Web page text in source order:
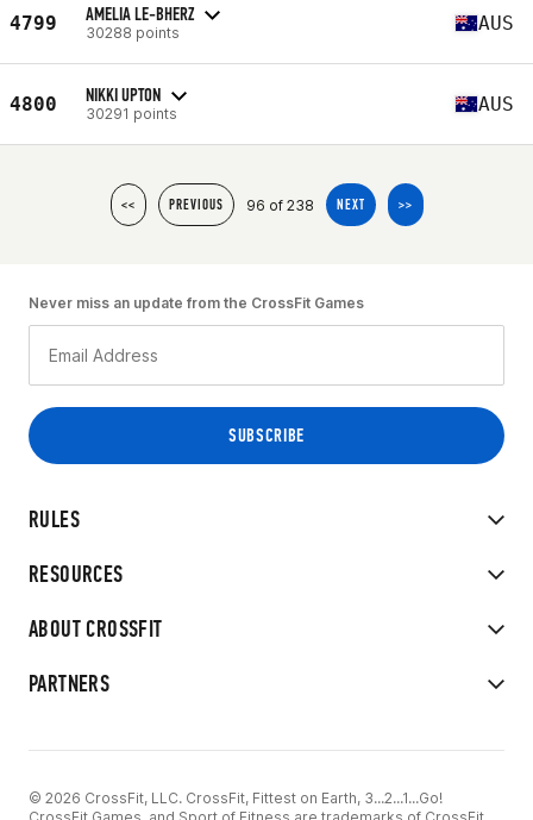
4799 AMELIA LE-BHERZ
30288 points AUS
4800 NIKKI UPTON
30291 points AUS
<< PREVIOUS 96 of 238 NEXT >>
RULES
RESOURCES
ABOUT CROSSFIT
PARTNERS
Never miss an update from the CrossFit Games
© 2026 CrossFit, LLC. CrossFit, Fittest on Earth, 3...2...1...Go!